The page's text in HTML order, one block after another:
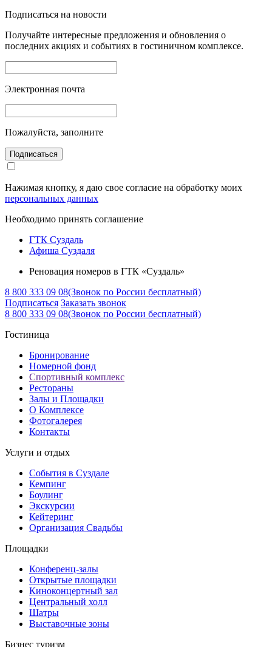
Подписаться на новости
Получайте интересные предложения и обновления о
последних акциях и событиях в гостиничном комплексе.
Электронная почта
Пожалуйста, заполните
Подписаться
Нажимая кнопку, я даю свое согласие на обработку моих
персональных данных
Необходимо принять соглашение
ГТК Суздаль
Афиша Суздаля
Реновация номеров в ГТК «Суздаль»
8 800 333 09 08(Звонок по России бесплатный)
Подписаться Заказать звонок
8 800 333 09 08(Звонок по России бесплатный)
Гостиница
Бронирование
Номерной фонд
Спортивный комплекс
Рестораны
Залы и Площадки
О Комплексе
Фотогалерея
Контакты
Услуги и отдых
События в Суздале
Кемпинг
Боулинг
Экскурсии
Кейтеринг
Организация Cвадьбы
Площадки
Конференц-залы
Открытые площадки
Киноконцертный зал
Центральный холл
Шатры
Выставочные зоны
Бизнес туризм